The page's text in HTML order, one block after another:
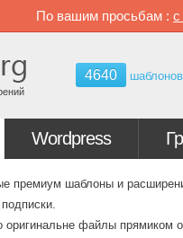
По вашим просьбам : с
4640 шаблонов
Wordpress
премиум шаблоны и
оригинальне файлы прямиком